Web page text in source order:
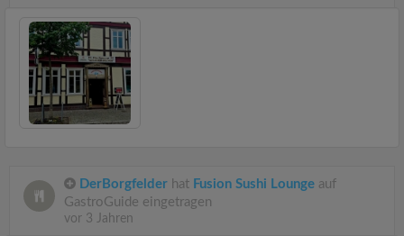
DerBorgfelder hat Fusion Sushi Lounge auf
GastroGuide eingetragen
vor 3 Jahren